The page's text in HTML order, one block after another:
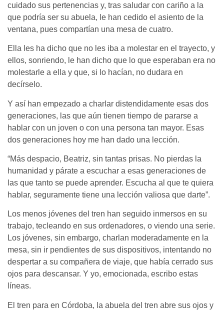
cuidado sus pertenencias y, tras saludar con cariño a la
que podría ser su abuela, le han cedido el asiento de la
ventana, pues compartían una mesa de cuatro.
Ella les ha dicho que no les iba a molestar en el trayecto, y
ellos, sonriendo, le han dicho que lo que esperaban era no
molestarle a ella y que, si lo hacían, no dudara en
decírselo.
Y así han empezado a charlar distendidamente esas dos
generaciones, las que aún tienen tiempo de pararse a
hablar con un joven o con una persona tan mayor. Esas
dos generaciones hoy me han dado una lección.
“Más despacio, Beatriz, sin tantas prisas. No pierdas la
humanidad y párate a escuchar a esas generaciones de
las que tanto se puede aprender. Escucha al que te quiera
hablar, seguramente tiene una lección valiosa que darte”.
Los menos jóvenes del tren han seguido inmersos en su
trabajo, tecleando en sus ordenadores, o viendo una serie.
Los jóvenes, sin embargo, charlan moderadamente en la
mesa, sin ir pendientes de sus dispositivos, intentando no
despertar a su compañera de viaje, que había cerrado sus
ojos para descansar. Y yo, emocionada, escribo estas
líneas.
El tren para en Córdoba, la abuela del tren abre sus ojos y